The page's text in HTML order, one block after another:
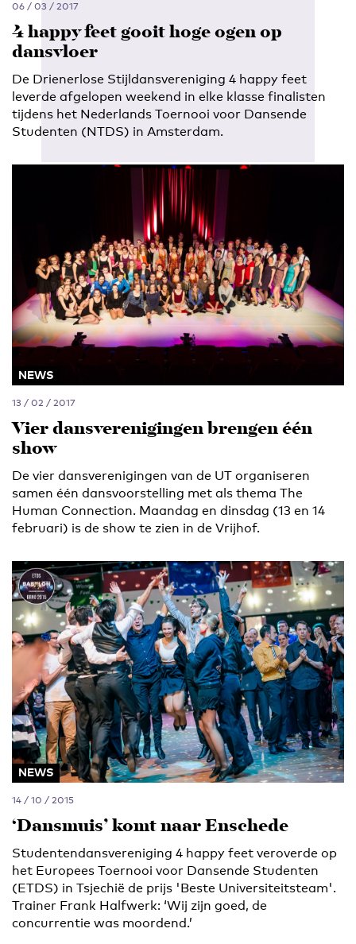
06 / 03 / 2017
4 happy feet gooit hoge ogen op
dansvloer
De Drienerlose Stijldansvereniging 4 happy feet
leverde afgelopen weekend in elke klasse finalisten
tijdens het Nederlands Toernooi voor Dansende
Studenten (NTDS) in Amsterdam.
NEWS
13 / 02 / 2017
Vier dansverenigingen brengen één
show
De vier dansverenigingen van de UT organiseren
samen één dansvoorstelling met als thema The
Human Connection. Maandag en dinsdag (13 en 14
februari) is de show te zien in de Vrijhof.
NEWS
14 / 10 / 2015
‘Dansmuis’ komt naar Enschede
Studentendansvereniging 4 happy feet veroverde op
het Europees Toernooi voor Dansende Studenten
(ETDS) in Tsjechië de prijs 'Beste Universiteitsteam'.
Trainer Frank Halfwerk: ‘Wij zijn goed, de
concurrentie was moordend.’